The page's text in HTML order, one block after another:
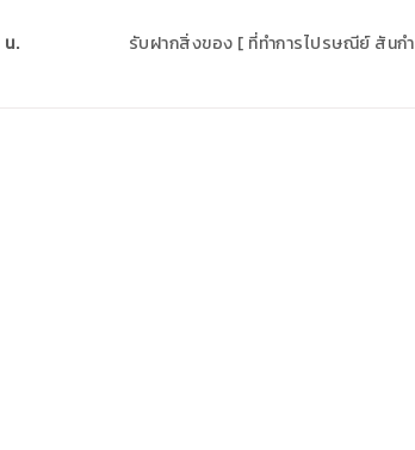
น. รับฝากสิ่งของ [ ที่ทำการไปรษณีย์ สันก